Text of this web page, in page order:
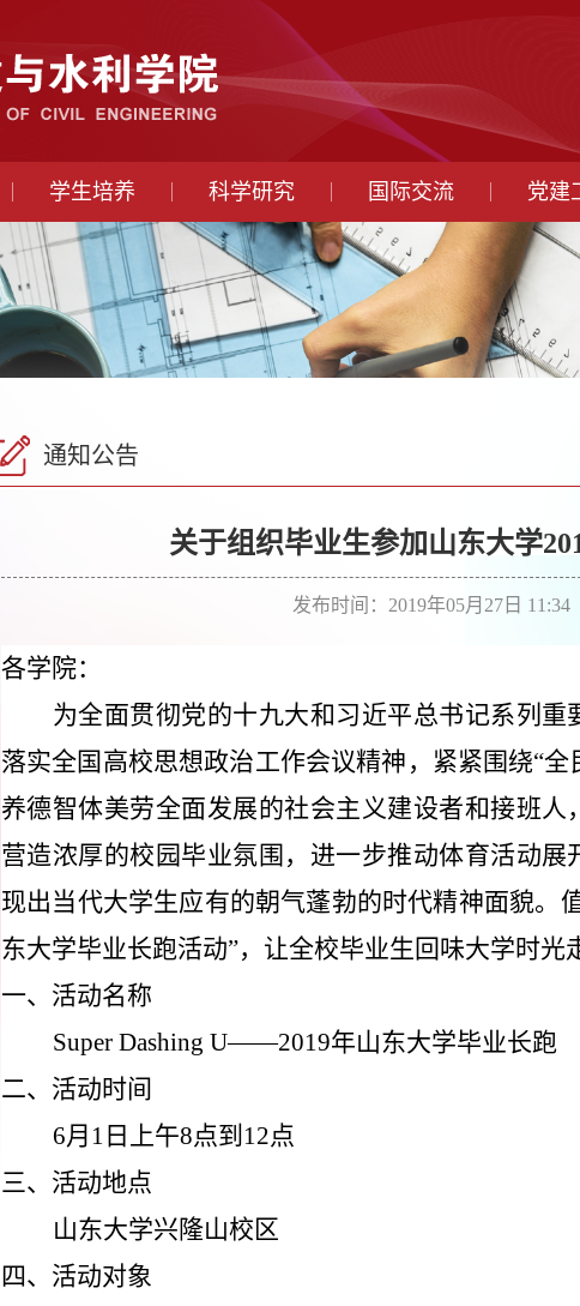
学生培养 科学研究 国际交流 党建
通知公告
关于组织毕业生参加山东大学
发布时间：2019年05月27日
各学院：
为全面贯彻党的十九大和习近平总书记系列
落实全国高校思想政治工作会议精神，紧紧围绕“
养德智体美劳全面发展的社会主义建设者和接班人
营造浓厚的校园毕业氛围，进一步推动体育活动
现出当代大学生应有的朝气蓬勃的时代精神面貌。
东大学毕业长跑活动”，让全校毕业生回味大学时光
一、活动名称
Super Dashing U——2019年山东大学毕业长跑
二、活动时间
6月1日上午8点到12点
三、活动地点
山东大学兴隆山校区
四、活动对象